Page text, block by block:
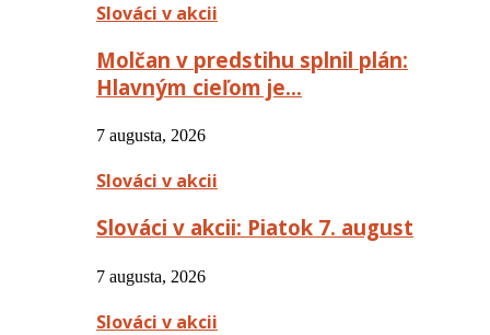
Slováci v akcii
Molčan v predstihu splnil plán:
Hlavným cieľom je…
7 augusta, 2026
Slováci v akcii
Slováci v akcii: Piatok 7. august
7 augusta, 2026
Slováci v akcii